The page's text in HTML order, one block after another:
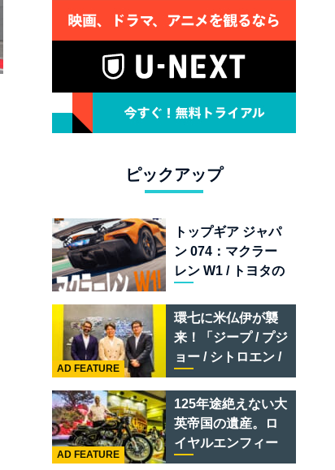
ピックアップ
トップギア ジャパ
ン 074：マクラー
レン W1 / トヨタの
ー戦略 /フェラーリ
849 テスタロッサ /
テメラリオ /ベント
レー スーパースポ
ーツ
環七に米仏伊が襲
来！「ジープ / プジ
ョー / シトロエン /
フィアット / アバル
ト足立」はクルマ
のセレクトショッ
プである
AD FEATURE
125年途絶えない大
英帝国の遺産。ロ
イヤルエンフィー
ルド責任者に訊
AD FEATURE